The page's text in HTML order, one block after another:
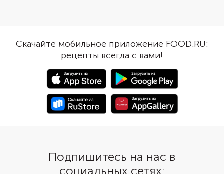
самодостаточными. Подайте их
со сметаной или любым другим
ним подойдут
томатный соус,
растопленное
Скачайте мобильное приложение FOOD.RU:
рецепты всегда с вами!
Подпишитесь на нас в
социальных сетях: